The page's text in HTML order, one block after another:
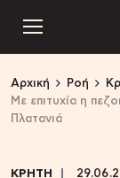
Αρχική Ροή
Με επιτυχία η
Πλατανιά
ΚΡΗΤΗ